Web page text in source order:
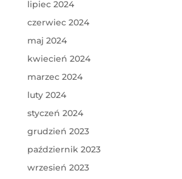
lipiec 2024
czerwiec 2024
maj 2024
kwiecień 2024
marzec 2024
luty 2024
styczeń 2024
grudzień 2023
październik 2023
wrzesień 2023